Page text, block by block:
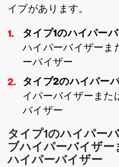
イプがあります。
タイプ1のハイパー
ハイパーバイザーま
ーバイザー
タイプ2のハイパー
イパーバイザーまた
バイザー
タイプ1のハイパー
ブハイパーバイザ
ハイパーバイザー